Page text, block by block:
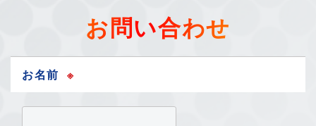
お問い合わせ
お名前 ※